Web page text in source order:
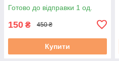
Готово до відправки 1 од.
150 ₴ 450 ₴
Купити